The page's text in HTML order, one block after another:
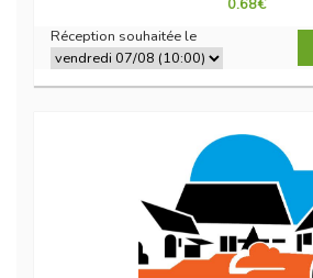
0.68€
Réception souhaitée le